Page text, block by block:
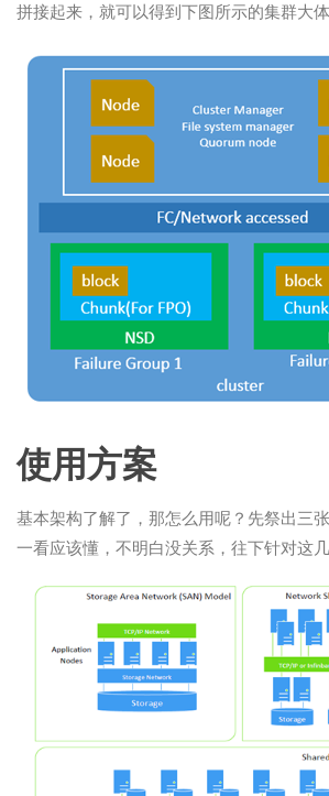
拼接起来，就可以得到下图所示的集群大体
使用方案
基本架构了解了，那怎么用呢？先祭出三
一看应该懂，不明白没关系，往下针对这